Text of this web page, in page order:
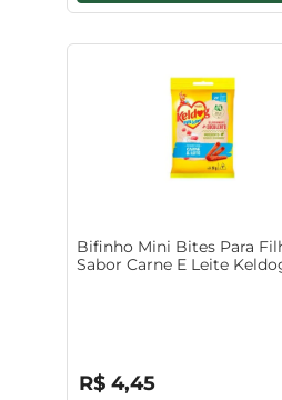
Bifinho Mini Bites Para
Sabor Carne E Leite
R$ 4,45